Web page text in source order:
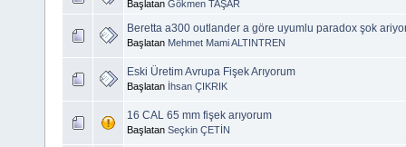
Başlatan Gökmen TAŞAR
Beretta a300 outlander a göre uyumlu paradox şok
Başlatan Mehmet Mami ALTINTREN
Eski Üretim Avrupa Fişek Arıyorum
Başlatan İhsan ÇIKRIK
16 CAL 65 mm fişek arıyorum
Başlatan Seçkin ÇETİN